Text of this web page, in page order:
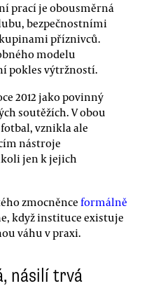
prací je obousměrná
bezpečnostními
příznivců.
modelu
pokles výtržností.
2012 jako povinný
soutěžích. V obou
vznikla ale
nástroje
jen k jejich
zmocněnce formálně
když instituce existuje
váhu v praxi.
násilí trvá